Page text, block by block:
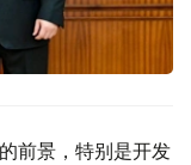
前景，特别是开发